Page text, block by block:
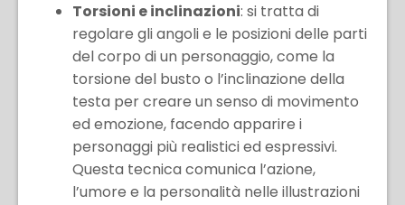
Torsioni e inclinazioni: si tratta di
regolare gli angoli e le posizioni delle parti
del corpo di un personaggio, come la
torsione del busto o l’inclinazione della
testa per creare un senso di movimento
ed emozione, facendo apparire i
personaggi più realistici ed espressivi.
Questa tecnica comunica l’azione,
l’umore e la personalità nelle illustrazioni